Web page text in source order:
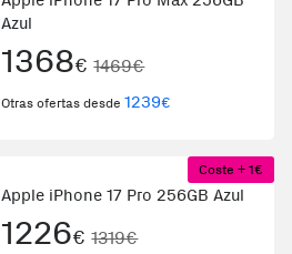
Azul
1368€ 1469€
Otras ofertas desde1239€
Coste + 1€
Apple iPhone 17 Pro 256GB Azul
1226€ 1319€